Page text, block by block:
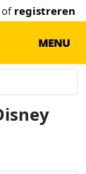
of registreren
MENU